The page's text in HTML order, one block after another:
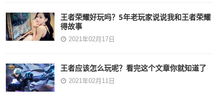
王者荣耀好玩吗？5年老玩家说说我和王者荣耀
得故事
2021年02月17日
王者应该怎么玩呢？看完这个文章你就知道了
2021年02月11日